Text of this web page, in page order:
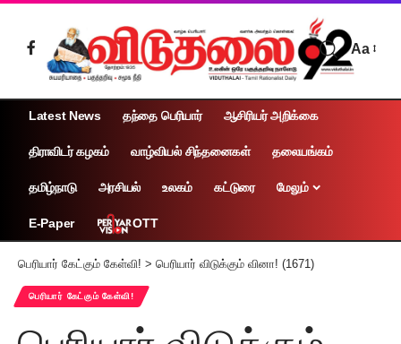
Aa
Latest News தந்தை பெரியார் ஆசிரியர் அறிக்கை
திராவிடர் கழகம் வாழ்வியல் சிந்தனைகள் தலையங்கம்
தமிழ்நாடு அரசியல் உலகம் கட்டுரை மேலும்
E-Paper OTT
பெரியார் கேட்கும் கேள்வி! > பெரியார் விடுக்கும் வினா! (1671)
பெரியார் கேட்கும் கேள்வி!